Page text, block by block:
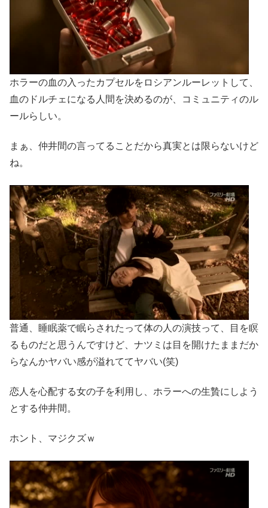
ホラーの血の入ったカプセルをロシアンルーレットして、
血のドルチェになる人間を決めるのが、コミュニティのル
ールらしい。
まぁ、仲井間の言ってることだから真実とは限らないけど
ね。
普通、睡眠薬で眠らされたって体の人の演技って、目を瞑
るものだと思うんですけど、ナツミは目を開けたままだか
らなんかヤバい感が溢れててヤバい(笑)
恋人を心配する女の子を利用し、ホラーへの生贄にしよう
とする仲井間。
ホント、マジクズｗ